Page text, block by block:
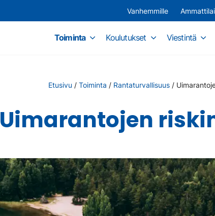
Vanhemmille
Toiminta Koulutukset Viestintä
Etusivu /Toiminta / Rantaturvallisuus /
Uimarantojen